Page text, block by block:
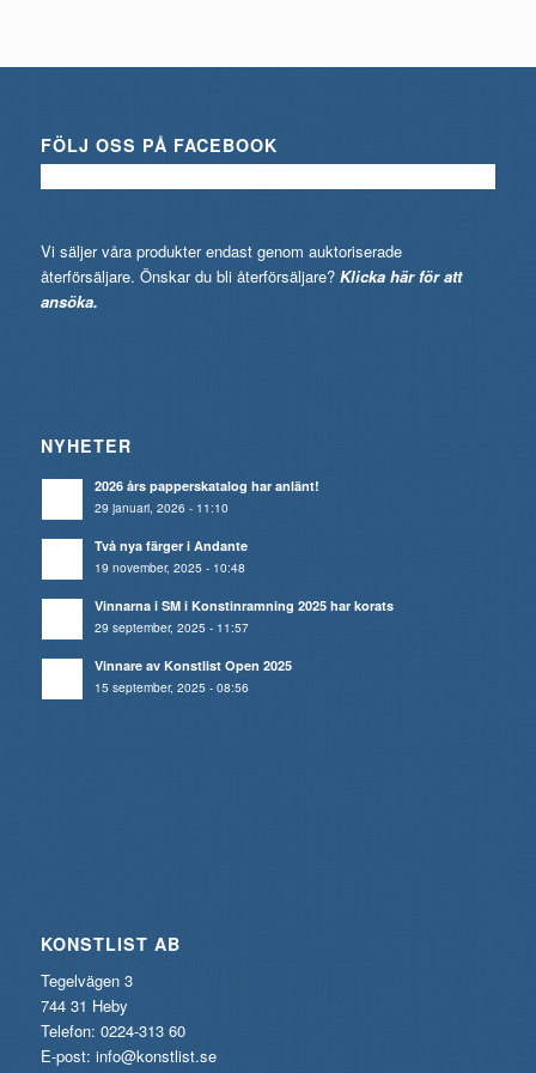
FÖLJ OSS PÅ FACEBOOK
Vi säljer våra produkter endast genom auktoriserade
återförsäljare. Önskar du bli återförsäljare? Klicka här för att
ansöka.
NYHETER
2026 års papperskatalog har anlänt!
29 januari, 2026 - 11:10
Två nya färger i Andante
19 november, 2025 - 10:48
Vinnarna i SM i Konstinramning 2025 har korats
29 september, 2025 - 11:57
Vinnare av Konstlist Open 2025
15 september, 2025 - 08:56
KONSTLIST AB
Tegelvägen 3
744 31 Heby
Telefon: 0224-313 60
E-post: info@konstlist.se